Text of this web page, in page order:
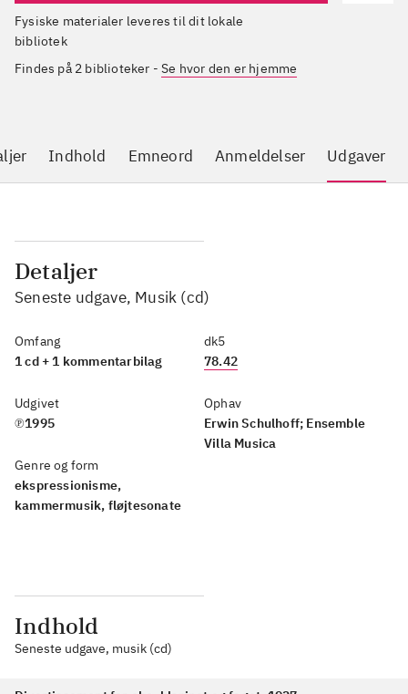
Fysiske materialer leveres til dit lokale
bibliotek
Findes på 2 biblioteker -Se hvor den er hjemme
Indhold Emneord Anmeldelser Udgaver
Detaljer
Seneste udgave, Musik (cd)
Omfang
1 cd + 1 kommentarbilag
Udgivet
℗1995
Genre og form
ekspressionisme,
kammermusik, fløjtesonate
dk5
78.42
Ophav
Erwin Schulhoff; Ensemble
Villa Musica
Indhold
Seneste udgave, musik (cd)